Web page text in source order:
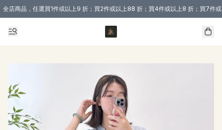
全店商品，任選買1件或以上9 折；買2件或以上88 折；買4件或以上8 折；買7件
購買 3 件商品或以上即享免運費優惠！（適用於 本地送貨、本地取貨 )